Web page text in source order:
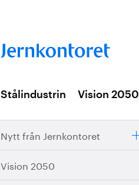
Stålindustrin Vision 2050
Nytt från Jernkontoret
Vision 2050